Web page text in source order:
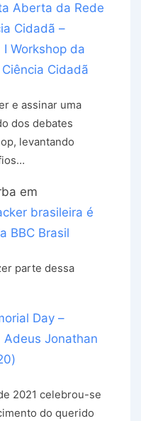
Aberta da Rede
Cidadã –
I Workshop da
Cidadã
e assinar uma
dos debates
levantando
em
brasileira é
BBC Brasil
parte dessa
Day –
Adeus Jonathan
2021 celebrou-se
do querido